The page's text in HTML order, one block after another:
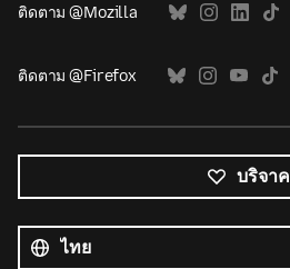
ติดตาม @Mozilla
ติดตาม @Firefox
บริจาค
ทั้งหมด
ภาษา